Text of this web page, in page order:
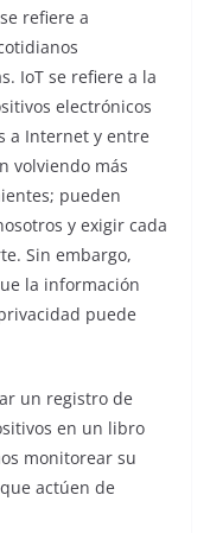
refiere a
IoT se refiere a la
electrónicos
a Internet y entre
volviendo más
pueden
y exigir cada
Sin embargo,
la información
puede
un registro de
en un libro
monitorear su
actúen de